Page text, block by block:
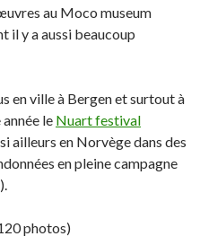
au Moco museum
il y a aussi beaucoup
en ville à Bergen et surtout à
le Nuart festival
ailleurs en Norvège dans des
en pleine campagne
photos)